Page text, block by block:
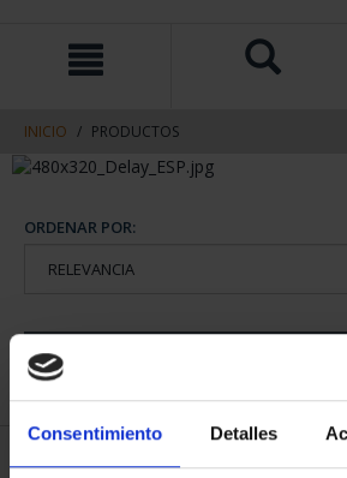
Consentimiento Detalles
contenido
navegacin
INICIO PRODUCTOS
ORDENAR POR:
1 Productos encontrados